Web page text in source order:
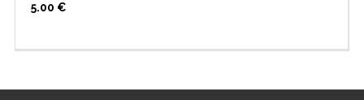
5.00 €